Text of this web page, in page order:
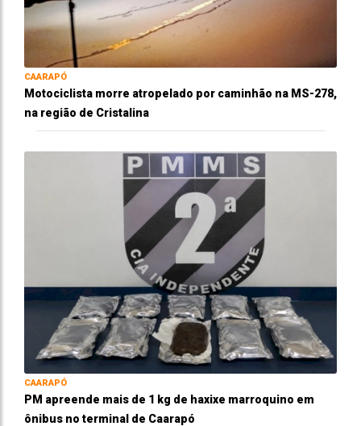
CAARAPÓ
Motociclista morre atropelado por caminhão na MS-278,
na região de Cristalina
CAARAPÓ
PM apreende mais de 1 kg de haxixe marroquino em
ônibus no terminal de Caarapó